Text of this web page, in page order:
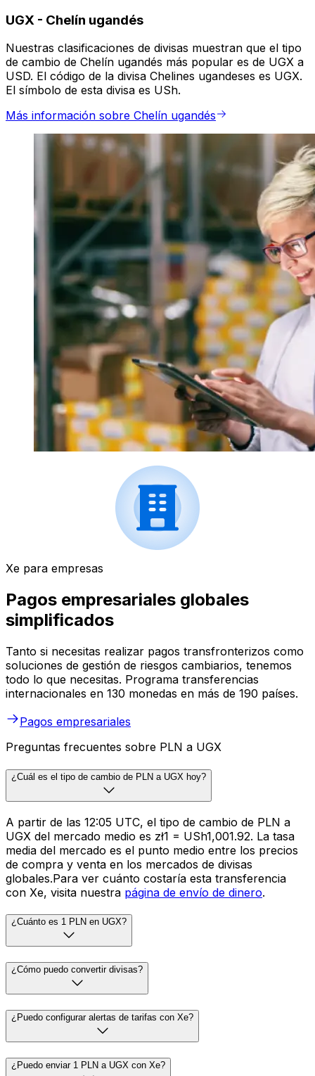
UGX - Chelín ugandés
Nuestras clasificaciones de divisas muestran que el tipo
de cambio de Chelín ugandés más popular es de UGX a
USD. El código de la divisa Chelines ugandeses es UGX.
El símbolo de esta divisa es USh.
Más información sobre Chelín ugandés
Xe para empresas
Pagos empresariales globales
simplificados
Tanto si necesitas realizar pagos transfronterizos como
soluciones de gestión de riesgos cambiarios, tenemos
todo lo que necesitas. Programa transferencias
internacionales en 130 monedas en más de 190 países.
Pagos empresariales
Preguntas frecuentes sobre PLN a UGX
¿Cuál es el tipo de cambio de PLN a UGX hoy?
A partir de las 12:05 UTC, el tipo de cambio de PLN a
UGX del mercado medio es zł1 = USh1,001.92. La tasa
media del mercado es el punto medio entre los precios
de compra y venta en los mercados de divisas
globales.Para ver cuánto costaría esta transferencia
con Xe, visita nuestra página de envío de dinero.
¿Cuánto es 1 PLN en UGX?
¿Cómo puedo convertir divisas?
¿Puedo configurar alertas de tarifas con Xe?
¿Puedo enviar 1 PLN a UGX con Xe?